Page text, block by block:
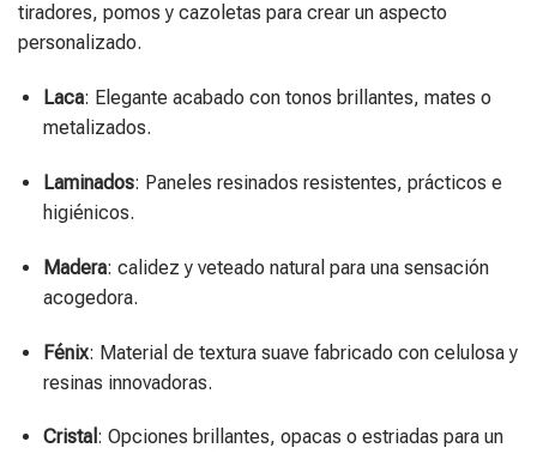
tiradores, pomos y cazoletas para crear un aspecto
personalizado.
Laca: Elegante acabado con tonos brillantes, mates o
metalizados.
Laminados: Paneles resinados resistentes, prácticos e
higiénicos.
Madera: calidez y veteado natural para una sensación
acogedora.
Fénix: Material de textura suave fabricado con celulosa y
resinas innovadoras.
Cristal : Opciones brillantes, opacas o estriadas para un